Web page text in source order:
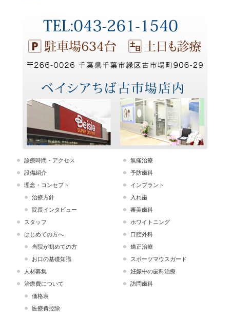
診療時間・アクセス
設備紹介
理念・コンセプト
治療方針
院長インタビュー
スタッフ
はじめての方へ
当院が初めての方
お口の基礎知識
人材募集
治療費について
価格表
医療費控除
無痛治療
予防歯科
インプラント
入れ歯
審美歯科
ホワイトニング
口腔外科
矯正治療
スポーツマウスガード
妊娠中の歯科治療
訪問歯科